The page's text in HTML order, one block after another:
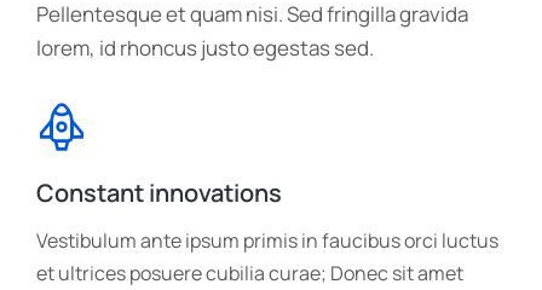
Pellentesque et quam nisi. Sed fringilla gravida
lorem, id rhoncus justo egestas sed.
Constant innovations
Vestibulum ante ipsum primis in faucibus orci luctus
et ultrices posuere cubilia curae; Donec sit amet